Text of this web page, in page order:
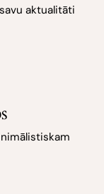
aktualitāti